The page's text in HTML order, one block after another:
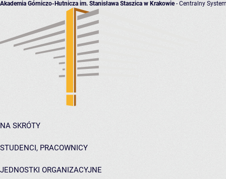
Akademia Górniczo-Hutnicza im. Stanisława Staszica w Krakowie- Centralny
NA SKRÓTY
STUDENCI, PRACOWNICY
JEDNOSTKI ORGANIZACYJNE